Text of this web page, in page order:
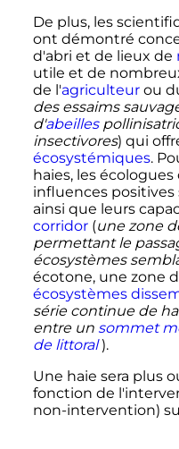
De plus, les
ont démontré
d'abri et de lieux de
utile et de
de l'agriculteurou
des essaims
d'abeilles
insectivores) qui
écosystémiques.
haies, les
influences positives
ainsi que leurs
corridor(une zone
permettant le
écosystèmes
écotone, une zone
écosystèmes
série continue de
entre un sommet
de littoral ).
Une haie sera plus
fonction de
non-intervention)